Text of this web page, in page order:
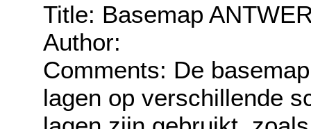
Title: Basemap
Author:
Comments: De
lagen op verschillende